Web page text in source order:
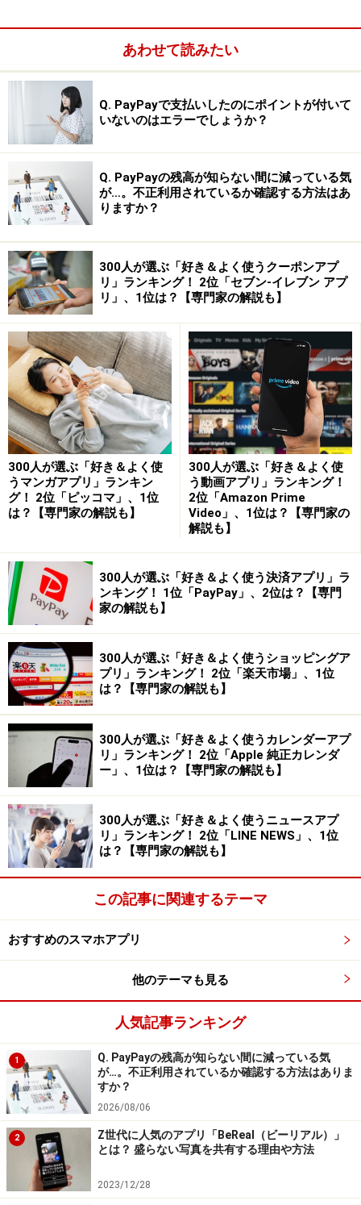
回答者にiPhoneノーマルカメラを選んだ理由を聞くと、
以下のような声が寄せられました。
「起動が最速で、肉眼に近い自然な色合いをそ
のまま残せるところ」（60代男性／埼玉県）
「加工が入ってしまうと、大きくなって見返し
から」（30代その他／茨城県）
「画質が十分に高く、アプリを使わなくても高
品質な写真が撮れる」（30代男性／茨城県）
「一番使いやすいから」（40代女性／鹿児島
県）
専門家の解説
1、2位に選ばれた「iPhoneノーマルカメラ」「SNOW」
について、All About インターネットガイドのばんかさん
にお聞きしました。
：私自身も、最も使用頻度が高いのがiPhoneのノ
ーマルカメラです。スマホカメラで何より重要なのは
「撮りたい瞬間を逃さないこと」。ロック画面からすぐ
に起動でき、最速でシャッターを切れる瞬発力は、他の
カメラアプリでは代えがたい強みと言えます。
加えて、動作の安定感も大きな魅力です。過去に他のア
プリで動画を撮影しているとき、アプリが落ちてしまっ
た経験がありますが、純正カメラではそうした不安がほ
とんどありません。画質面でも、端末性能を最大限に引
き出せるため、結果的に最も自然でキレイな写真が残り
ます。
編集機能は最低限といった印象ですが、簡単な補正レベ
ルなら必要十分。細かな調整はLightroomなどと併用する
のがおすすめです。
SNOWは「撮影という行為そのものを楽しみたい人」向
きのカメラアプリですね。豊富なフィルターやスタン
をイメージしやすく、写真が苦手な人でも気軽に使える
点が支持されている理由かと思います。特に自撮りや家
族・友人との写真では、“盛れる”加工や遊び心のある演
出がコミュニケーションのきっかけとしても活躍するで
しょう。
一方で、加工前提の設計のため、記録用途や自然な色味
を重視する場合には不向きな場面もあります。SNS投稿
や思い出づくりなど、「写真を作品として仕上げたい」
「撮影時間も含めて楽しみたい」ユーザーにとっては、
あわせて読みたい
Q. PayPayで支払いしたのにポイントが付いて
いないのはエラーでしょうか？
Q. PayPayの残高が知らない間に減っている気
が…。不正利用されているか確認する方法はあ
りますか？
300人が選ぶ「好き＆よく使うクーポンアプ
リ」ランキング！ 2位「セブン-イレブン アプ
リ」、1位は？【専門家の解説も】
300人が選ぶ「好き＆よく使
うマンガアプリ」ランキン
グ！ 2位「ピッコマ」、1位
は？【専門家の解説も】
300人が選ぶ「好き＆よく使
う動画アプリ」ランキング！
2位「Amazon Prime
Video」、1位は？【専門家の
解説も】
300人が選ぶ「好き＆よく使う決済アプリ」ラ
ンキング！ 1位「PayPay」、2位は？【専門
家の解説も】
300人が選ぶ「好き＆よく使うショッピングア
プリ」ランキング！ 2位「楽天市場」、1位
は？【専門家の解説も】
300人が選ぶ「好き＆よく使うカレンダーアプ
リ」ランキング！ 2位「Apple 純正カレンダ
ー」、1位は？【専門家の解説も】
300人が選ぶ「好き＆よく使うニュースアプ
リ」ランキング！ 2位「LINE NEWS」、1位
は？【専門家の解説も】
この記事に関連するテーマ
おすすめのスマホアプリ
他のテーマも見る
人気記事ランキング
1
Q. PayPayの残高が知らない間に減っている気
が…。不正利用されているか確認する方法はありま
すか？
2026/08/06
2
Z世代に人気のアプリ「BeReal（ビーリアル）」
とは？ 盛らない写真を共有する理由や方法
2023/12/28